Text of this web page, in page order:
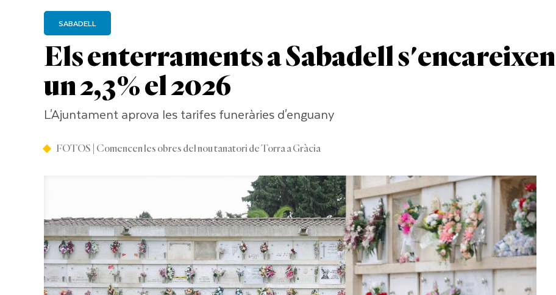
Els enterraments a Sabadell s'encareixen
un 2,3% el 2026
SABADELL
L'Ajuntament aprova les tarifes funeràries d'enguany
FOTOS | Comencen les obres del nou tanatori de Torra a Gràcia